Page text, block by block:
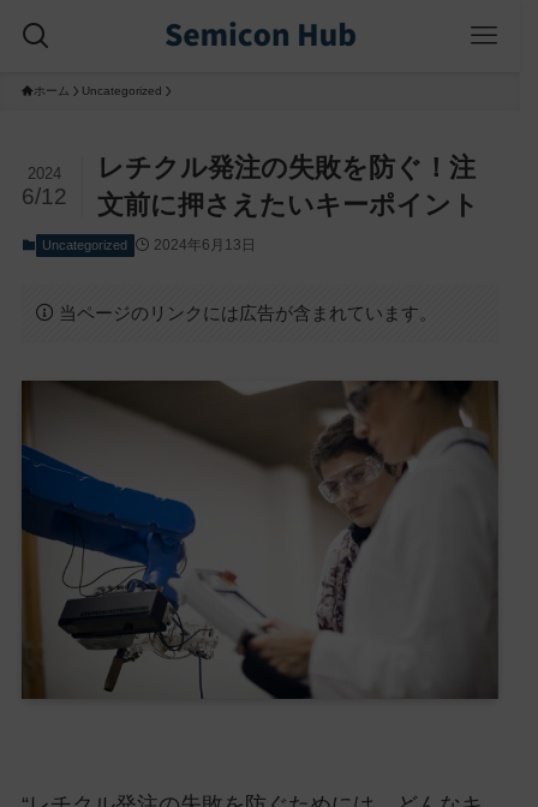
ホーム Uncategorized
レチクル発注の失敗を防ぐ！注
文前に押さえたいキーポイント
2024
6/12
Uncategorized 2024年6月13日
当ページのリンクには広告が含まれています。